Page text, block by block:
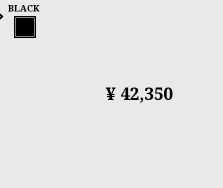
BLACK
次へBlack
¥ 42,350